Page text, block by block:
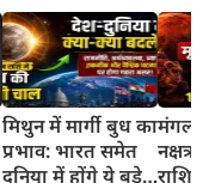
मिथुन में मार्गी बुध का
प्रभाव: भारत समेत
दुनिया में होंगे ये बड़े
मंगल
नक्षत्र